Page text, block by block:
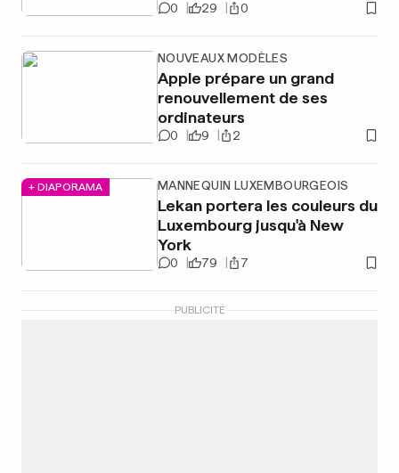
0 29 0
NOUVEAUX MODÈLES
Apple prépare un grand
renouvellement de ses
ordinateurs
0 9 2
+ DIAPORAMA MANNEQUIN LUXEMBOURGEOIS
Lekan portera les couleurs du
Luxembourg jusqu'à New
York
0 79 7
PUBLICITÉ